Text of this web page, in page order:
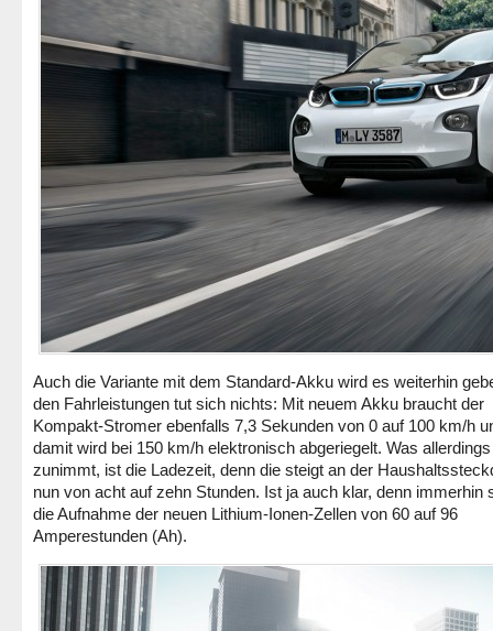
Auch die Variante mit dem Standard-Akku wird es weiterhin
den Fahrleistungen tut sich nichts: Mit neuem Akku braucht der
Kompakt-Stromer ebenfalls 7,3 Sekunden von 0 auf 100 km/h
damit wird bei 150 km/h elektronisch abgeriegelt. Was allerdings
zunimmt, ist die Ladezeit, denn die steigt an der
nun von acht auf zehn Stunden. Ist ja auch klar, denn immerhin
die Aufnahme der neuen Lithium-Ionen-Zellen von 60 auf 96
Amperestunden (Ah).